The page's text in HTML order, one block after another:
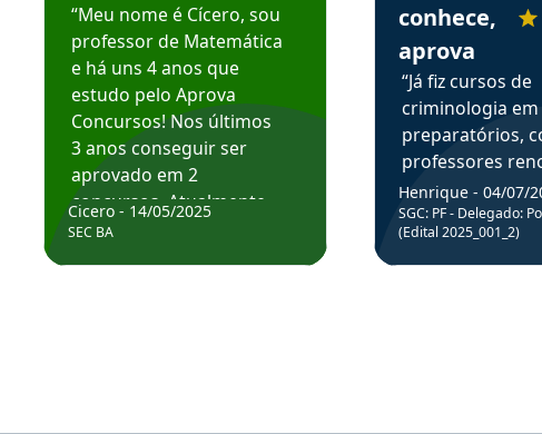
“Meu nome é Cícero, sou
professor de Matemática
e há uns 4 anos que
estudo pelo Aprova
Concursos! Nos últimos
3 anos conseguir ser
aprovado em 2
concursos. Atualmente,
estou atuando como
Cicero - 14/05/2025
SEC BA
conhece,
aprova
“Já fiz cursos de
criminologia em
preparatórios,
professores
fiz curso em pós
graduação.
Professor do
sem dúvida, o
Henrique - 04/07/
SGC: PF - Delegado:
(Edital 2025_001_2)